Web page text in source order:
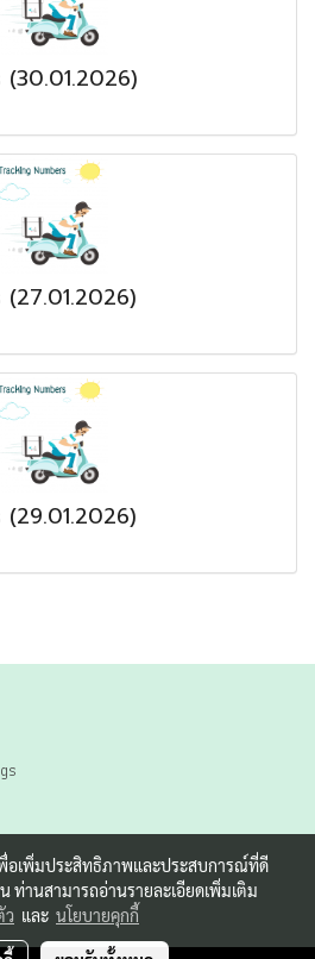
พื่อเพิ่มประสิทธิภาพและประสบการณ์ที่ดี
ท่านสามารถอ่านรายละเอียดเพิ่มเติม
ว และ นโยบายคุกกี้